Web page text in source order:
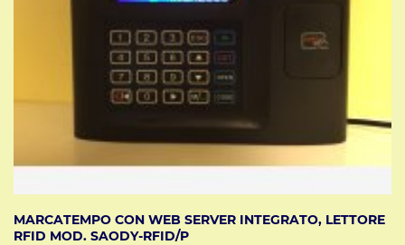
MARCATEMPO CON WEB SERVER INTEGRATO, LETTORE
RFID MOD. SAODY-RFID/P